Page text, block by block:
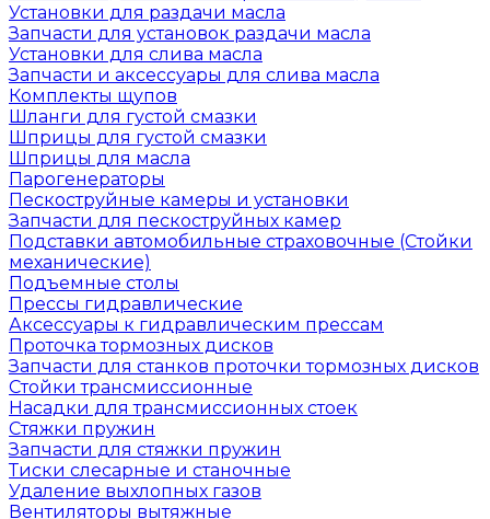
Установки для раздачи масла
Запчасти для установок раздачи масла
Установки для слива масла
Запчасти и аксессуары для слива масла
Комплекты щупов
Шланги для густой смазки
Шприцы для густой смазки
Шприцы для масла
Парогенераторы
Пескоструйные камеры и установки
Запчасти для пескоструйных камер
Подставки автомобильные страховочные (Стойки
механические)
Подъемные столы
Прессы гидравлические
Аксессуары к гидравлическим прессам
Проточка тормозных дисков
Запчасти для станков проточки тормозных дисков
Стойки трансмиссионные
Насадки для трансмиссионных стоек
Стяжки пружин
Запчасти для стяжки пружин
Тиски слесарные и станочные
Удаление выхлопных газов
Вентиляторы вытяжные